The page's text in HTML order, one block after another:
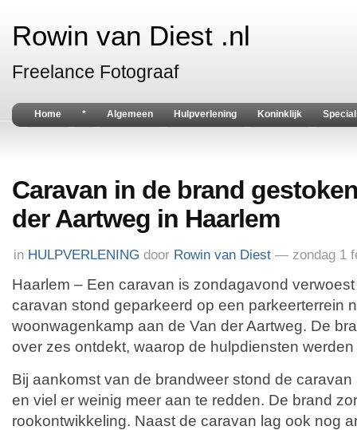
Rowin van Diest .nl
Freelance Fotograaf
Home * Algemeen Hulpverlening Koninklijk
Caravan in de brand
der Aartweg in Haarlem
in HULPVERLENING door Rowin van Diest — zondag 1
Haarlem – Een caravan is zondagavond
caravan stond geparkeerd op een parkeerterrein
woonwagenkamp aan de Van der Aartweg. De
over zes ontdekt, waarop de hulpdiensten
Bij aankomst van de brandweer stond de
en viel er weinig meer aan te redden. De brand
rookontwikkeling. Naast de caravan lag ook nog